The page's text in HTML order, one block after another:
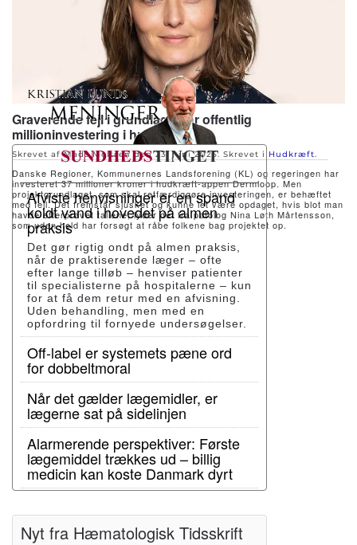
Graverende fejl i grundlaget for offentlig
millioninvestering i hudkræft-app
Skrevet af Mads Moltsen den23. juni 2025. Skrevet i Hudkræft.
Danske Regioner, Kommunernes Landsforening (KL) og regeringen har
investeret 37 millioner kroner i hudkræft-appen Dermloop. Men
projektgrundlaget, som skal retfærdiggøre investeringen, er behæftet
med fejl. Det fremstår sjusket og kunne let være opdaget, hvis blot man
havde efterprøvet tallene, lyder det fra patolog Nina Løth Mårtensson,
som uden held har forsøgt at råbe folkene bag projektet op.
1 2 3 4
Afviste henvisninger er en spand
koldt vand i hovedet på almen
praksis
Det gør rigtig ondt på almen praksis,
når de praktiserende læger – ofte
efter lange tilløb – henviser patienter
til specialisterne på hospitalerne – kun
for at få dem retur med en afvisning.
Uden behandling, men med en
opfordring til fornyede undersøgelser.
Off-label er systemets pæne ord
for dobbeltmoral
Når det gælder lægemidler, er
lægerne sat på sidelinjen
Alarmerende perspektiver: Første
lægemiddel trækkes ud – billig
medicin kan koste Danmark dyrt
Nyt fra Hæmatologisk Tidsskrift